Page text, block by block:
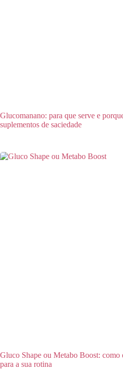
Glucomanano: para que serve e
suplementos de saciedade
Gluco Shape ou Metabo Boost: como
para a sua rotina